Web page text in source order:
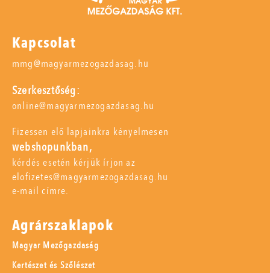
Kapcsolat
mmg@magyarmezogazdasag.hu
Szerkesztőség:
online@magyarmezogazdasag.hu
Fizessen elő lapjainkra kényelmesen
webshopunkban,
kérdés esetén kérjük írjon az
elofizetes@magyarmezogazdasag.hu
e-mail címre.
Agrárszaklapok
Magyar Mezőgazdaság
Kertészet és Szőlészet